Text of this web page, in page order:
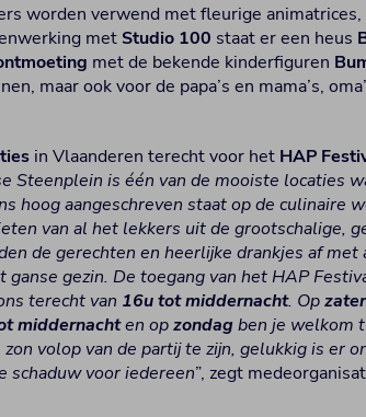
worden verwend met fleurige
met Studio 100 staat er een heus
met de bekende kinderfiguren
maar ook voor de papa’s en mama’s,
in Vlaanderen terecht voor het HAP
Steenplein is één van de mooiste locaties
hoog aangeschreven staat op de culinaire
van al het lekkers uit de grootschalige,
de gerechten en heerlijke drankjes af met
gezin. De toegang van het HAP
terecht van 16u tot middernacht. Op
middernachten opzondagben je welkom
volop van de partij te zijn, gelukkig is er
schaduw voor iedereen”, zegt